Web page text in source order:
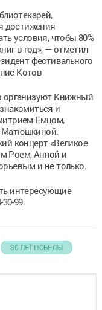
достижения
условия, чтобы 80%
в год», — отметил
фестивального
Котов
организуют Книжный
и
Емцом,
Матюшкиной.
концерт «Великое
Роем, Анной и
и не только.
интересующие
99.
80 ЛЕТ ПОБЕДЫ